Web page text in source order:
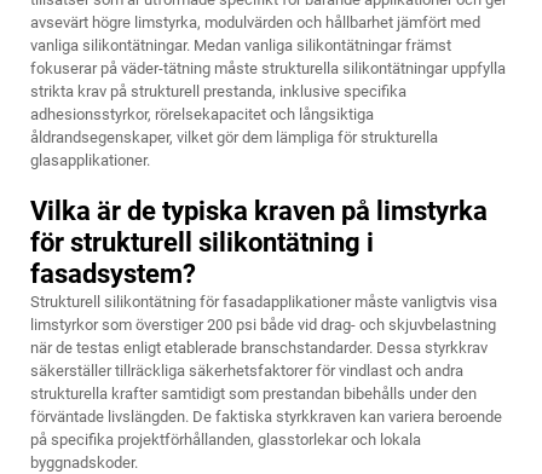
avsevärt högre limstyrka, modulvärden och hållbarhet jämfört med
vanliga silikontätningar. Medan vanliga silikontätningar främst
fokuserar på väder-tätning måste strukturella silikontätningar uppfylla
strikta krav på strukturell prestanda, inklusive specifika
adhesionsstyrkor, rörelsekapacitet och långsiktiga
åldrandsegenskaper, vilket gör dem lämpliga för strukturella
glasapplikationer.
Vilka är de typiska kraven på limstyrka
för strukturell silikontätning i
fasadsystem?
Strukturell silikontätning för fasadapplikationer måste vanligtvis visa
limstyrkor som överstiger 200 psi både vid drag- och skjuvbelastning
när de testas enligt etablerade branschstandarder. Dessa styrkkrav
säkerställer tillräckliga säkerhetsfaktorer för vindlast och andra
strukturella krafter samtidigt som prestandan bibehålls under den
förväntade livslängden. De faktiska styrkkraven kan variera beroende
på specifika projektförhållanden, glasstorlekar och lokala
byggnadskoder.